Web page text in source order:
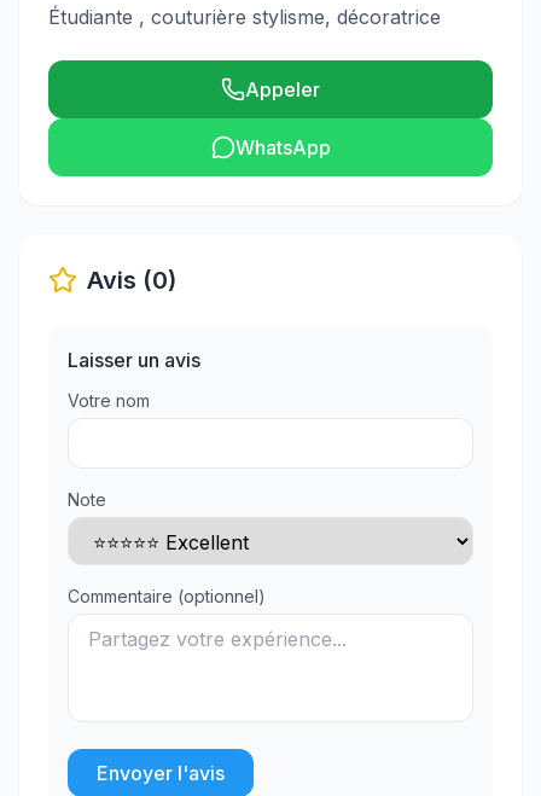
Étudiante , couturière stylisme, décoratrice
Appeler
WhatsApp
Avis (0)
Laisser un avis
Votre nom
Note
Commentaire (optionnel)
Envoyer l'avis